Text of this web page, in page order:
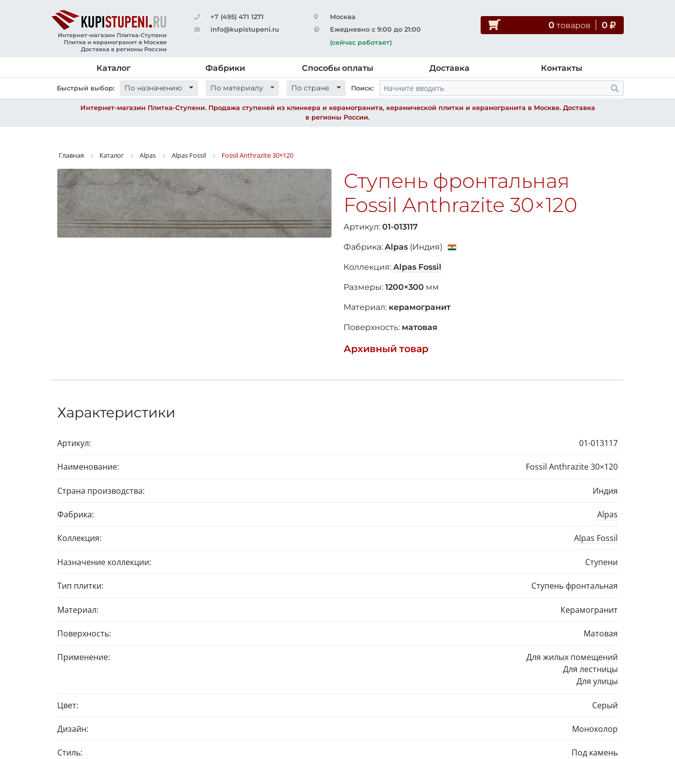
Интернет-магазин Плитка-Ступени
Плитка и керамогранит в Москве
Доставка в регионы России
+7 (495) 471 1271
info@kupistupeni.ru
Москва
Ежедневно с 9:00 до 21:00
(сейчас работает)
0 товаров 0
Каталог Фабрики Способы оплаты Доставка Контакты
Быстрый выбор: По назначению По материалу По стране Поиск:
Интернет-магазин Плитка-Ступени. Продажа ступеней из клинкера и керамогранита, керамической плитки и керамогранита в Москве. Доставка
в регионы России.
Главная Каталог Alpas Alpas Fossil Fossil Anthrazite30×120
Ступень фронтальная
Fossil Anthrazite 30×120
Артикул: 01-013117
Фабрика: Alpas (Индия)
Коллекция: Alpas Fossil
Размеры: 1200×300 мм
Материал: керамогранит
Поверхность: матовая
Архивный товар
Характеристики
Артикул: 01-013117
Наименование: Fossil Anthrazite30×120
Страна производства: Индия
Фабрика: Alpas
Коллекция: Alpas Fossil
Назначение коллекции: Ступени
Тип плитки: Ступень фронтальная
Материал: Керамогранит
Поверхность: Матовая
Применение:
Для жилых помещений
Для лестницы
Для улицы
Цвет: Серый
Дизайн: Моноколор
Стиль: Под камень